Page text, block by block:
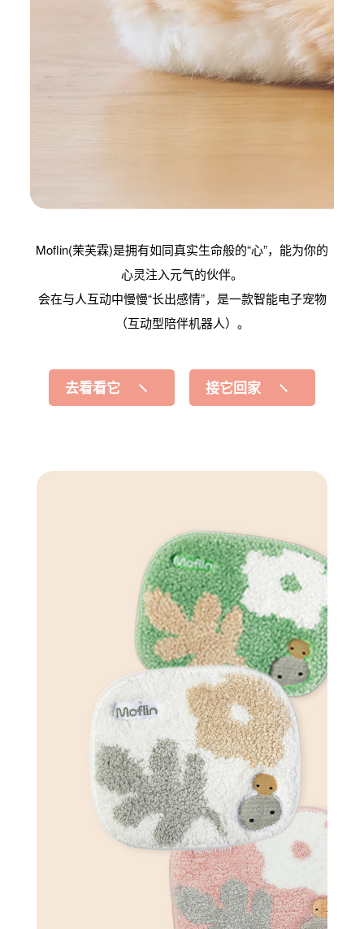
Moflin(茉芙霖)是拥有如同真实生命般的“心”， 能为你的
心灵注入元气的伙伴。
会在与人互动中慢慢“长出感情”， 是一款智能电子宠物
（互动型陪伴机器人）。
去看看它 接它回家